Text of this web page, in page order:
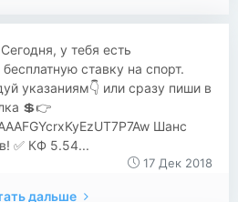
у тебя есть
ставку на спорт.
указаниям👇 или сразу пиши в
💲👉
Шанс
✅ КФ 5.54...
17 Дек 2018
дальше